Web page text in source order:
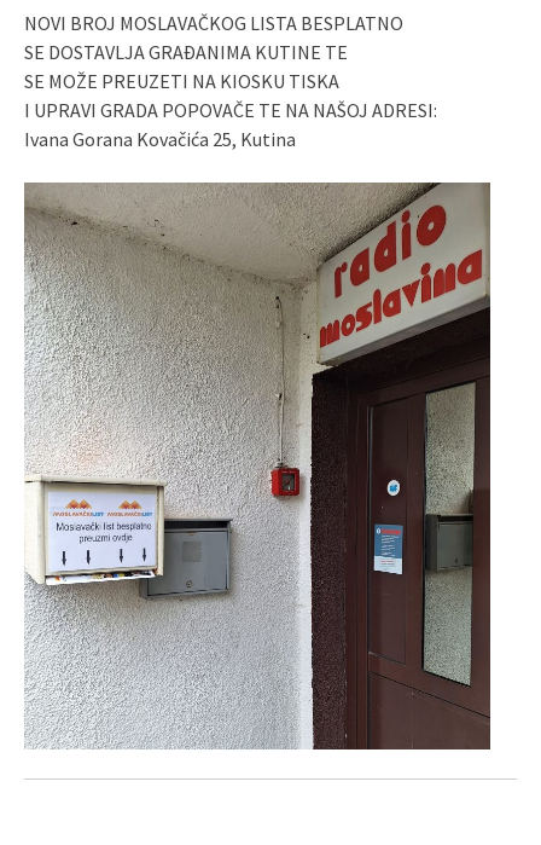
NOVI BROJ MOSLAVAČKOG LISTA BESPLATNO
SE DOSTAVLJA GRAĐANIMA KUTINE TE
SE MOŽE PREUZETI NA KIOSKU TISKA
I UPRAVI GRADA POPOVAČE TE NA NAŠOJ ADRESI:
Ivana Gorana Kovačića 25, Kutina